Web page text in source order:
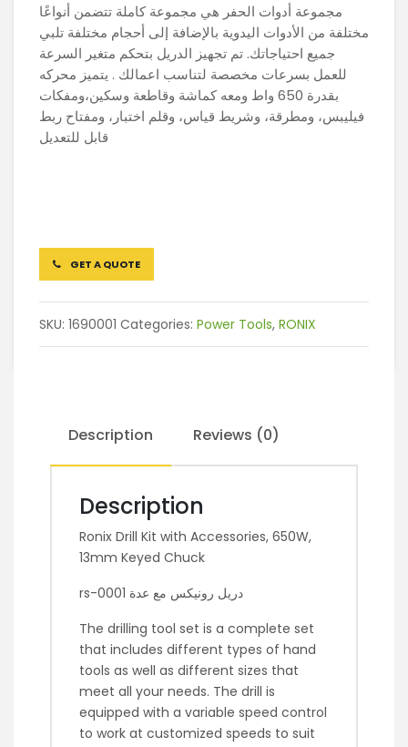
مجموعة أدوات الحفر هي مجموعة كاملة تتضمن أنواعًا
مختلفة من الأدوات اليدوية بالإضافة إلى أحجام مختلفة تلبي
جميع احتياجاتك. تم تجهيز الدريل بتحكم متغير السرعة
للعمل بسرعات مخصصة لتناسب اعمالك . يتميز محركه
بقدرة 650 واط ومعه كماشة وقاطعة وسكين،ومفكات
فيليبس، ومطرقة، وشريط قياس، وقلم اختبار، ومفتاح ربط
قابل للتعديل
GET A QUOTE
SKU: 1690001 Categories: Power Tools, RONIX
Description Reviews (0)
Description
Ronix Drill Kit with Accessories, 650W,
13mm Keyed Chuck
rs-0001 دريل رونيكس مع عدة
The drilling tool set is a complete set
that includes different types of hand
tools as well as different sizes that
meet all your needs. The drill is
equipped with a variable speed control
to work at customized speeds to suit